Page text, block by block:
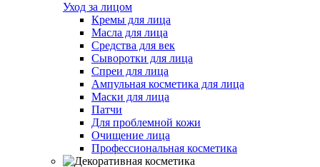
Уход за лицом
Кремы для лица
Масла для лица
Средства для век
Сыворотки для лица
Спреи для лица
Ампульная косметика для лица
Маски для лица
Патчи
Для проблемной кожи
Очищение лица
Профессиональная косметика